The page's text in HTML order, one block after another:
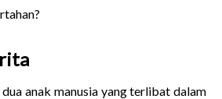
anak manusia yang terlibat dalam